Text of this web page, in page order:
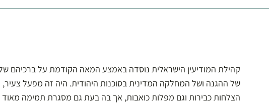
קהילת המודיעין הישראלית נוסדה באמצע המאה הקודמת על ברכיהם של
של ההגנה ושל המחלקה המדינית בסוכנות היהודית. היה זה מפעל צעיר,
הצלחות כבירות וגם מפלות כואבות, אך בה בעת גם מסגרת תמימה מאוד